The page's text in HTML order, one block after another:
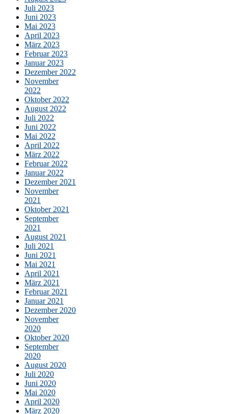
Juli 2023
Juni 2023
Mai 2023
April 2023
März 2023
Februar 2023
Januar 2023
Dezember 2022
November
2022
Oktober 2022
August 2022
Juli 2022
Juni 2022
Mai 2022
April 2022
März 2022
Februar 2022
Januar 2022
Dezember 2021
November
2021
Oktober 2021
September
2021
August 2021
Juli 2021
Juni 2021
Mai 2021
April 2021
März 2021
Februar 2021
Januar 2021
Dezember 2020
November
2020
Oktober 2020
September
2020
August 2020
Juli 2020
Juni 2020
Mai 2020
April 2020
März 2020